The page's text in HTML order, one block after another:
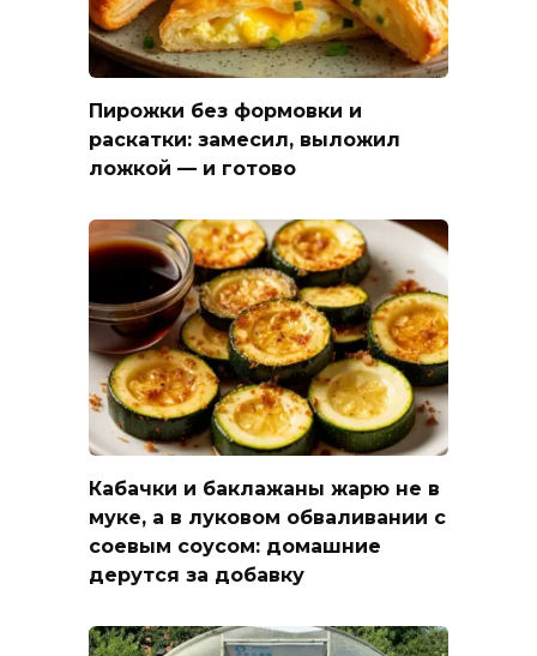
Пирожки без формовки и
раскатки: замесил, выложил
ложкой — и готово
Кабачки и баклажаны жарю не в
муке, а в луковом обваливании с
соевым соусом: домашние
дерутся за добавку